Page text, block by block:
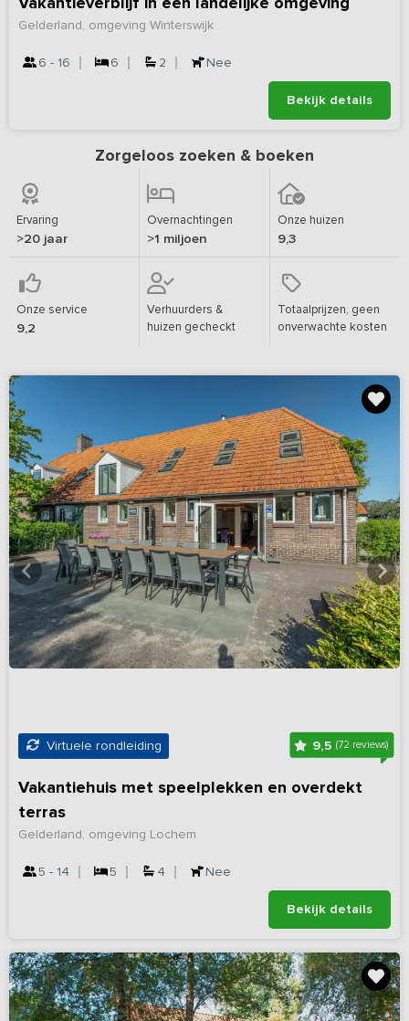
Gelderland, omgeving Winterswijk
6 - 16 6 2 Nee
Bekijk details
Zorgeloos zoeken & boeken
Ervaring
>20 jaar
Overnachtingen
>1 miljoen
Onze huizen
9,3
Onze service
9,2
Verhuurders &
huizen gecheckt
Totaalprijzen, geen
onverwachte kosten
Virtuele rondleiding 9,5(72 reviews)
Vakantiehuis met speelplekken en overdekt
terras
Gelderland, omgeving Lochem
5 - 14 5 4 Nee
Bekijk details